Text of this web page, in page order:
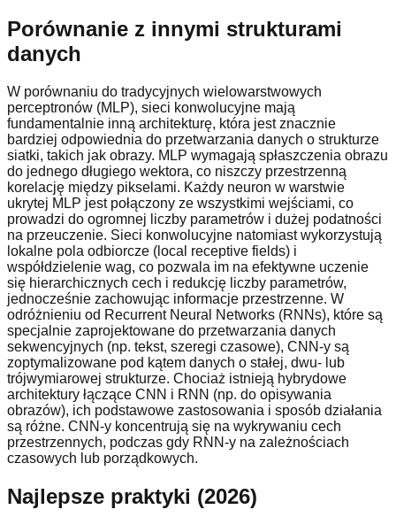
Porównanie z innymi strukturami
danych
W porównaniu do tradycyjnych wielowarstwowych
perceptronów (MLP), sieci konwolucyjne mają
fundamentalnie inną architekturę, która jest znacznie
bardziej odpowiednia do przetwarzania danych o strukturze
siatki, takich jak obrazy. MLP wymagają spłaszczenia obrazu
do jednego długiego wektora, co niszczy przestrzenną
korelację między pikselami. Każdy neuron w warstwie
ukrytej MLP jest połączony ze wszystkimi wejściami, co
prowadzi do ogromnej liczby parametrów i dużej podatności
na przeuczenie. Sieci konwolucyjne natomiast wykorzystują
lokalne pola odbiorcze (local receptive fields) i
współdzielenie wag, co pozwala im na efektywne uczenie
się hierarchicznych cech i redukcję liczby parametrów,
jednocześnie zachowując informacje przestrzenne. W
odróżnieniu od Recurrent Neural Networks (RNNs), które są
specjalnie zaprojektowane do przetwarzania danych
sekwencyjnych (np. tekst, szeregi czasowe), CNN-y są
zoptymalizowane pod kątem danych o stałej, dwu- lub
trójwymiarowej strukturze. Chociaż istnieją hybrydowe
architektury łączące CNN i RNN (np. do opisywania
obrazów), ich podstawowe zastosowania i sposób działania
są różne. CNN-y koncentrują się na wykrywaniu cech
przestrzennych, podczas gdy RNN-y na zależnościach
czasowych lub porządkowych.
Najlepsze praktyki (2026)